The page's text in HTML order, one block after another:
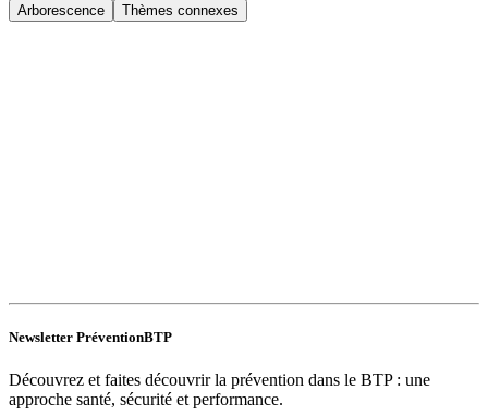
Arborescence Thèmes connexes
Newsletter PréventionBTP
Découvrez et faites découvrir la prévention dans le BTP : une
approche santé, sécurité et performance.